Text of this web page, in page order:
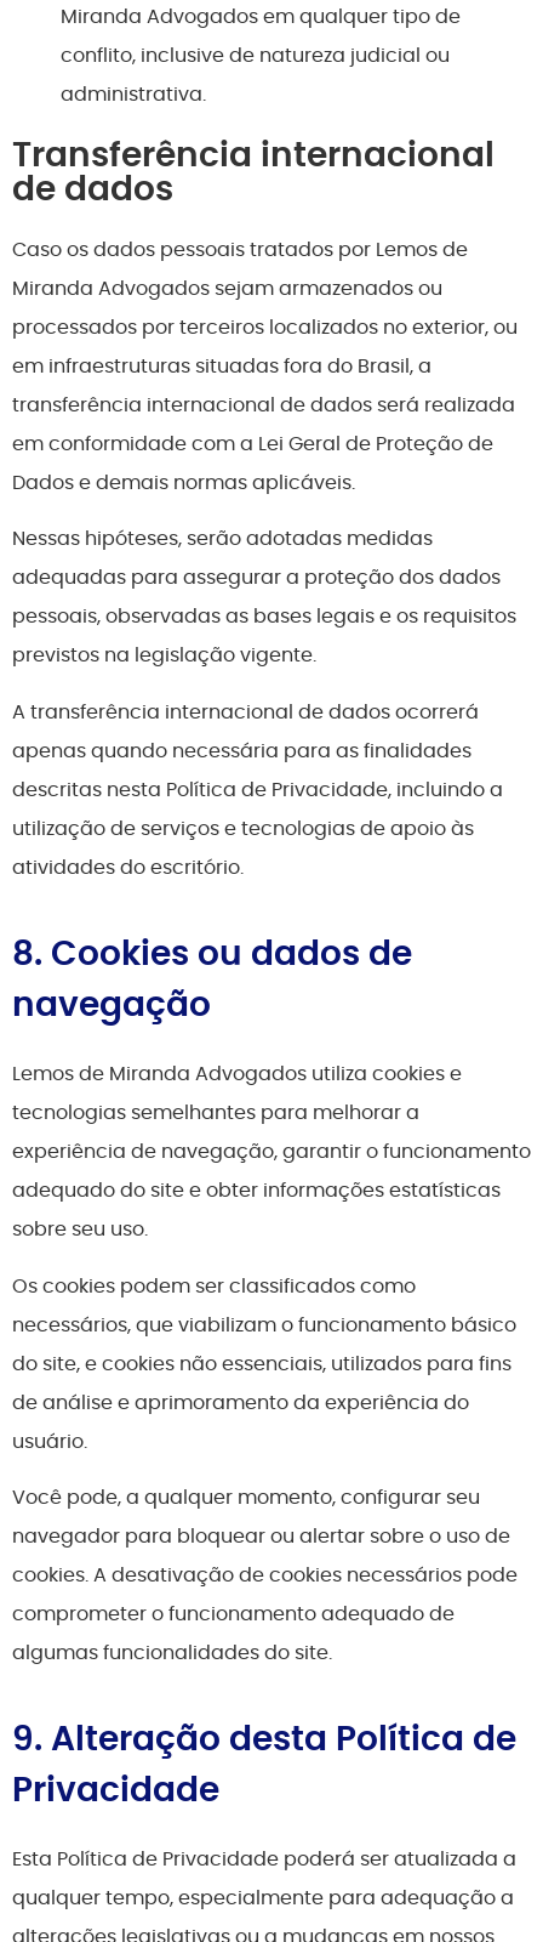
Miranda Advogados em qualquer tipo de
conflito, inclusive de natureza judicial ou
administrativa.
Transferência internacional
de dados
Caso os dados pessoais tratados por Lemos de
Miranda Advogados sejam armazenados ou
processados por terceiros localizados no exterior, ou
em infraestruturas situadas fora do Brasil, a
transferência internacional de dados será realizada
em conformidade com a Lei Geral de Proteção de
Dados e demais normas aplicáveis.
Nessas hipóteses, serão adotadas medidas
adequadas para assegurar a proteção dos dados
pessoais, observadas as bases legais e os requisitos
previstos na legislação vigente.
A transferência internacional de dados ocorrerá
apenas quando necessária para as finalidades
descritas nesta Política de Privacidade, incluindo a
utilização de serviços e tecnologias de apoio às
atividades do escritório.
8. Cookies ou dados de
navegação
Lemos de Miranda Advogados utiliza cookies e
tecnologias semelhantes para melhorar a
experiência de navegação, garantir o funcionamento
adequado do site e obter informações estatísticas
sobre seu uso.
Os cookies podem ser classificados como
necessários, que viabilizam o funcionamento básico
do site, e cookies não essenciais, utilizados para fins
de análise e aprimoramento da experiência do
usuário.
Você pode, a qualquer momento, configurar seu
navegador para bloquear ou alertar sobre o uso de
cookies. A desativação de cookies necessários pode
comprometer o funcionamento adequado de
algumas funcionalidades do site.
9. Alteração desta Política de
Privacidade
Esta Política de Privacidade poderá ser atualizada a
qualquer tempo, especialmente para adequação a